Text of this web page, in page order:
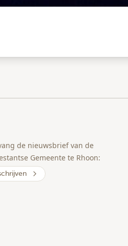
de nieuwsbrief van de
Gemeente te Rhoon: